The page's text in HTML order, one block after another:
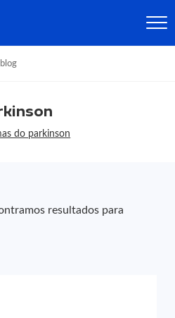
do parkinson
resultados para